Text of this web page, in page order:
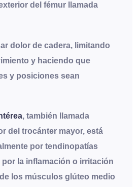
del fémur llamada
dolor de cadera, limitando
y haciendo que
y posiciones sean
, también llamada
del trocánter mayor, está
por tendinopatías
por la inflamación o irritación
los músculos glúteo medio